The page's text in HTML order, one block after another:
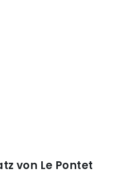
von Le Pontet